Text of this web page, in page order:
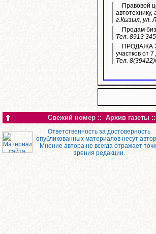
Правовой
автотехнику,
г.Кызыл, ул.
Продам
Тел. 8913
ПРОДАЖА
участков от 7
Тел.
Свежий номер :: Архив газеты ::
Ответственность за достоверность
опубликованных материалов несут
Мнение автора не всегда отражает
зрения редакции.